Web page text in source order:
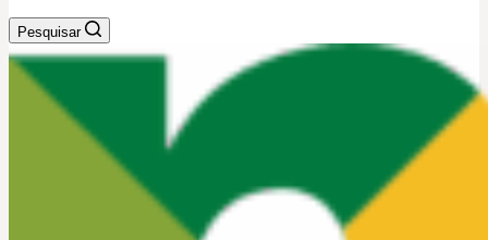
Pesquisar